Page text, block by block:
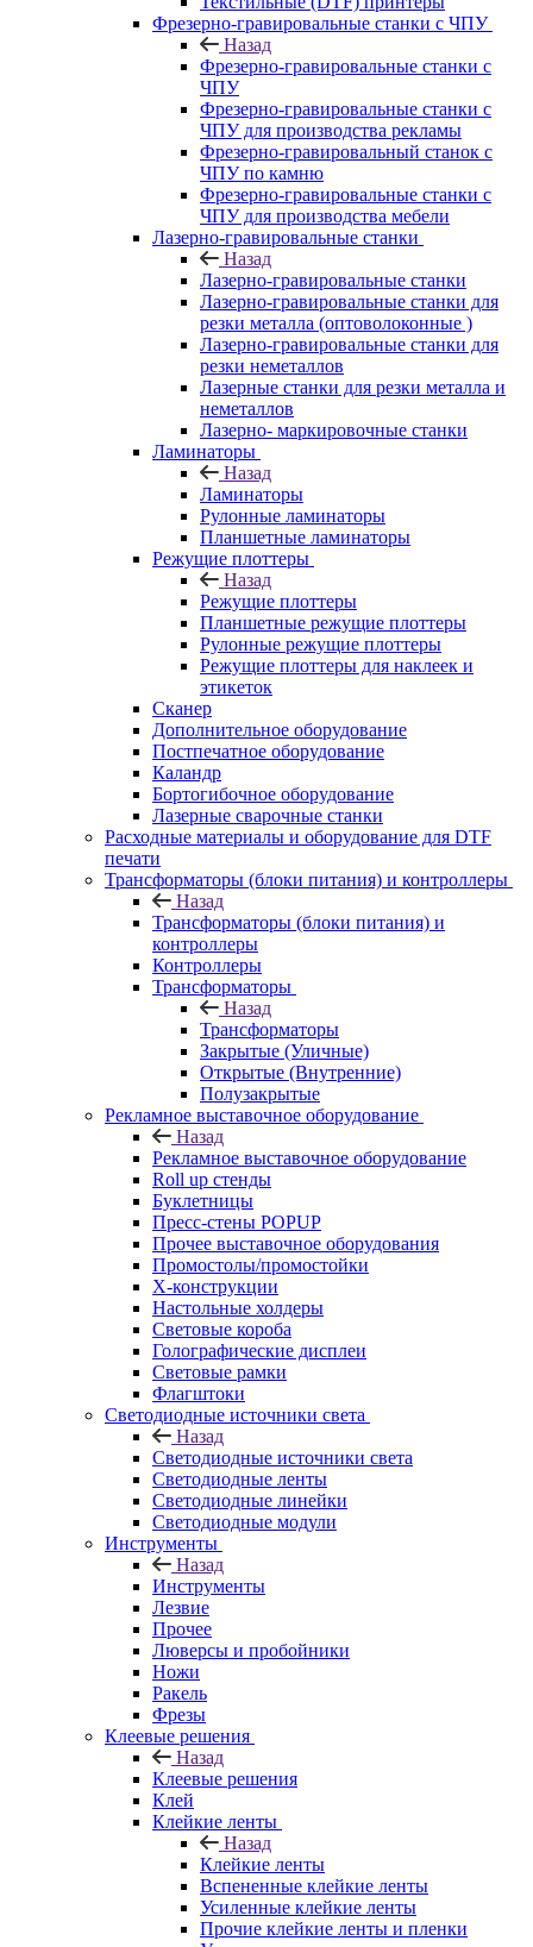
Фрезерно-гравировальные станки с ЧПУ
Назад
Фрезерно-гравировальные станки с
ЧПУ
Фрезерно-гравировальные станки с
ЧПУ для производства рекламы
Фрезерно-гравировальный станок с
ЧПУ по камню
Фрезерно-гравировальные станки с
ЧПУ для производства мебели
Лазерно-гравировальные станки
Назад
Лазерно-гравировальные станки
Лазерно-гравировальные станки для
резки металла (оптоволоконные )
Лазерно-гравировальные станки для
резки неметаллов
Лазерные станки для резки металла и
неметаллов
Лазерно- маркировочные станки
Ламинаторы
Назад
Ламинаторы
Рулонные ламинаторы
Планшетные ламинаторы
Режущие плоттеры
Назад
Режущие плоттеры
Планшетные режущие плоттеры
Рулонные режущие плоттеры
Режущие плоттеры для наклеек и
этикеток
Сканер
Дополнительное оборудование
Постпечатное оборудование
Каландр
Бортогибочное оборудование
Лазерные сварочные станки
Расходные материалы и оборудование для DTF
печати
Трансформаторы (блоки питания) и контроллеры
Назад
Трансформаторы (блоки питания) и
контроллеры
Контроллеры
Трансформаторы
Назад
Трансформаторы
Закрытые (Уличные)
Открытые (Внутренние)
Полузакрытые
Рекламное выставочное оборудование
Назад
Рекламное выставочное оборудование
Roll up стенды
Буклетницы
Пресс-стены POPUP
Прочее выставочное оборудования
Промостолы/промостойки
Х-конструкции
Настольные холдеры
Световые короба
Голографические дисплеи
Световые рамки
Флагштоки
Светодиодные источники света
Назад
Светодиодные источники света
Светодиодные ленты
Светодиодные линейки
Светодиодные модули
Инструменты
Назад
Инструменты
Лезвие
Прочее
Люверсы и пробойники
Ножи
Ракель
Фрезы
Клеевые решения
Назад
Клеевые решения
Клей
Клейкие ленты
Назад
Клейкие ленты
Вспененные клейкие ленты
Усиленные клейкие ленты
Прочие клейкие ленты и пленки